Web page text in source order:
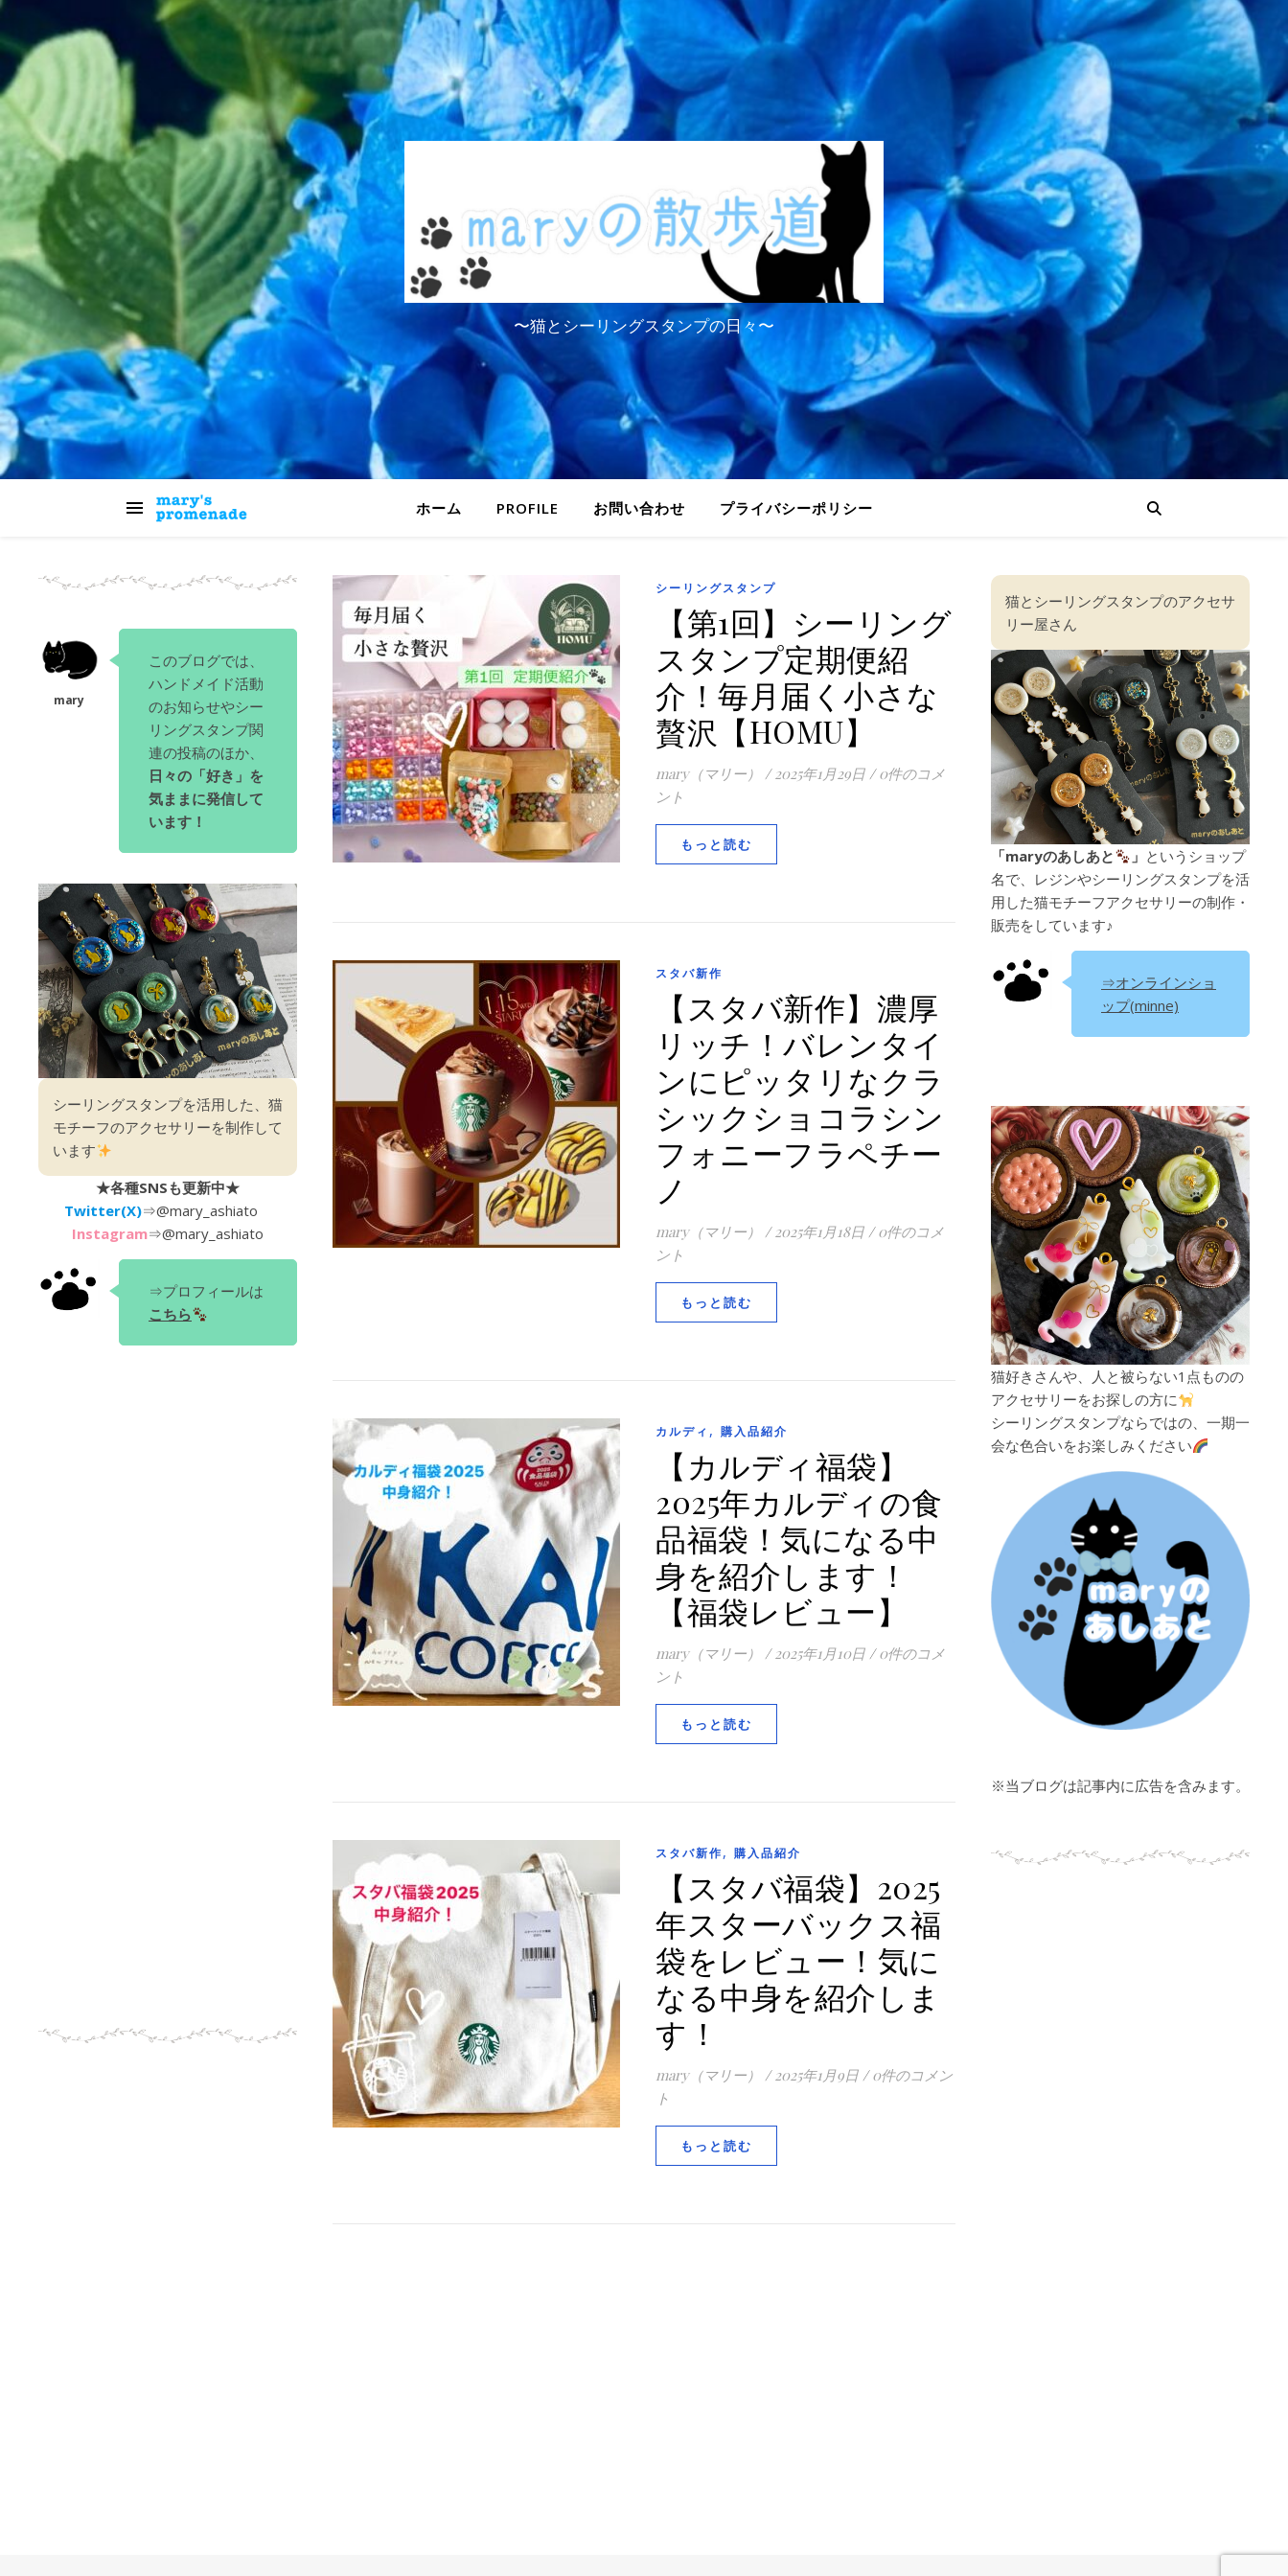
〜猫とシーリングスタンプの日々〜
ホーム PROFILE お問い合わせ プライバシーポリシー
このブログでは、
ハンドメイド活動
のお知らせやシー
リングスタンプ関
連の投稿のほか、
日々の「好き」を
気ままに発信して
います！
シーリングスタンプを活用した、猫
モチーフのアクセサリーを制作して
います
★各種SNSも更新中★
Twitter(X)⇒@mary_ashiato
Instagram⇒@mary_ashiato
⇒プロフィールは
こちら
シーリングスタンプ
【第1回】シーリング
スタンプ定期便紹
介！毎月届く小さな
贅沢【HOMU】
mary（マリー） / 2025年1月29日 / 0件のコメ
ント
もっと読む
スタバ新作
【スタバ新作】濃厚
リッチ！バレンタイ
ンにピッタリなクラ
シックショコラシン
フォニーフラペチー
ノ
mary（マリー） / 2025年1月18日 / 0件のコメ
ント
もっと読む
カルディ , 購入品紹介
【カルディ福袋】
2025年カルディの食
品福袋！気になる中
身を紹介します！
【福袋レビュー】
mary（マリー） / 2025年1月10日 / 0件のコメ
ント
もっと読む
スタバ新作, 購入品紹介
【スタバ福袋】2025
年スターバックス福
袋をレビュー！気に
なる中身を紹介しま
す！
mary（マリー） / 2025年1月9日 / 0件のコメン
ト
もっと読む
猫とシーリングスタンプのアクセサ
リー屋さん
「maryのあしあと 」 というショップ
名で、レジンやシーリングスタンプを活
用した猫モチーフアクセサリーの制作・
販売をしています♪
⇒オンラインショ
ップ(minne)
猫好きさんや、人と被らない1点ものの
アクセサリーをお探しの方に
シーリングスタンプならではの、一期一
会な色合いをお楽しみください
※当ブログは記事内に広告を含みます。